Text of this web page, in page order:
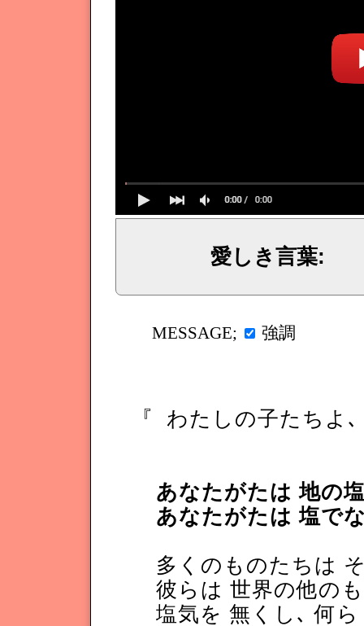
愛しき言葉:
MESSAGE; 強調
『 わたしの子たちよ､
あなたがたは 地の
あなたがたは 塩で
多くのものたちは
彼らは 世界の他の
塩気を 無くし､ 何